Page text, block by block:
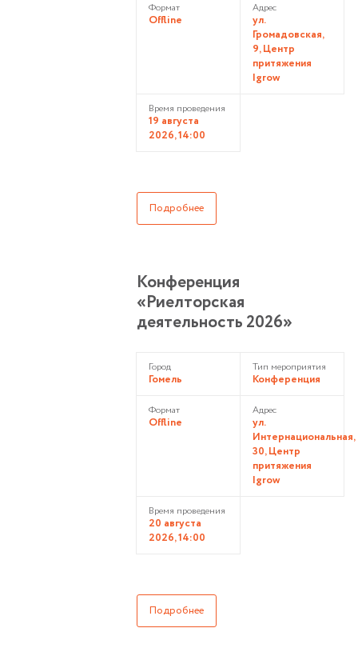
Формат
Offline
Адрес
ул.
Громадовская,
9, Центр
притяжения
Igrow
Время проведения
19 августа
2026, 14:00
Подробнее
Конференция
«Риелторская
деятельность 2026»
Город
Гомель
Тип мероприятия
Конференция
Формат
Offline
Адрес
ул.
Интернациональная,
30, Центр
притяжения
Igrow
Время проведения
20 августа
2026, 14:00
Подробнее